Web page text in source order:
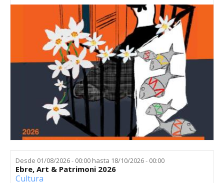
Desde 01/08/2026 - 00:00 hasta 18/10/2026 - 00:00
Ebre, Art & Patrimoni 2026
Cultura